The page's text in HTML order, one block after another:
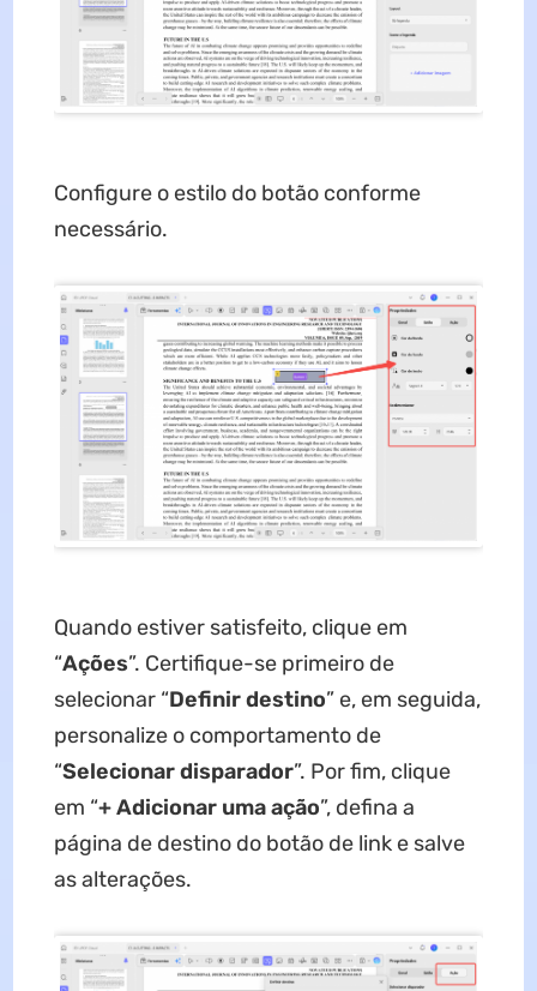
Configure o estilo do botão conforme
necessário.
Quando estiver satisfeito, clique em
“Ações”. Certifique-se primeiro de
selecionar “Definir destino” e, em seguida,
personalize o comportamento de
“Selecionar disparador”. Por fim, clique
em “+ Adicionar uma ação”, defina a
página de destino do botão de link e salve
as alterações.